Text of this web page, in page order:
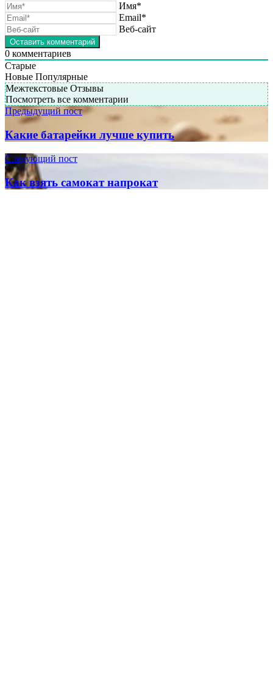
Имя*
Email*
Веб-сайт
0 комментариев
Старые
Новые Популярные
Межтекстовые Отзывы
Посмотреть все комментарии
Предыдущий пост
Какие батарейки лучше купить
Следующий пост
Как взять самокат напрокат